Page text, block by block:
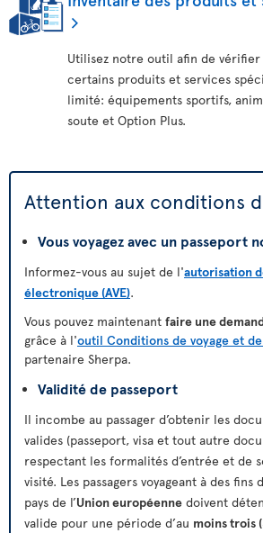
Utilisez notre outil afin de
certains produits et services
limité: équipements sportifs,
soute et Option Plus.
Attention aux conditions
Vous voyagez avec un passeport
Informez-vous au sujet de l'autorisation
électronique (AVE).
Vous pouvez maintenant faire une
grâce à l'outil Conditions de voyage et
partenaire Sherpa.
Validité de passeport
Il incombe au passager d’obtenir les
valides (passeport, visa et tout autre
respectant les formalités d’entrée et de
visité. Les passagers voyageant à des fins
pays de l’Union européenne doivent
valide pour une période d’au moins trois